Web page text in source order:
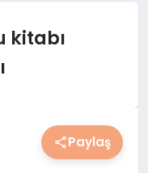
kitabı
Paylaş